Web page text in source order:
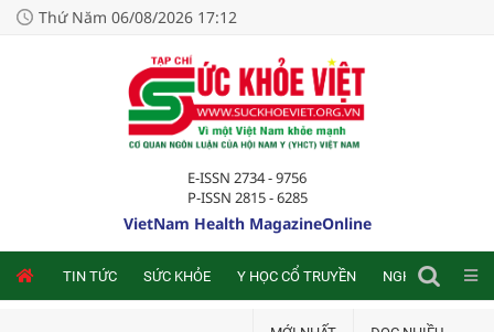
Thứ Năm 06/08/2026 17:12
E-ISSN 2734 - 9756
P-ISSN 2815 - 6285
VietNam Health MagazineOnline
TIN TỨC SỨC KHỎE Y HỌC CỔ TRUYỀN NGHIÊN CỨU